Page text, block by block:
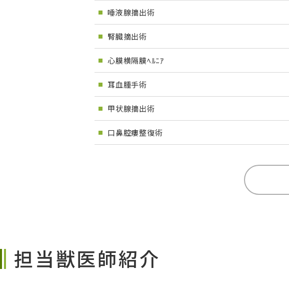
唾液腺摘出術
腎臓摘出術
心膜横隔膜ﾍﾙﾆｱ
耳血腫手術
甲状腺摘出術
口鼻腔瘻整復術
担当獣医師紹介